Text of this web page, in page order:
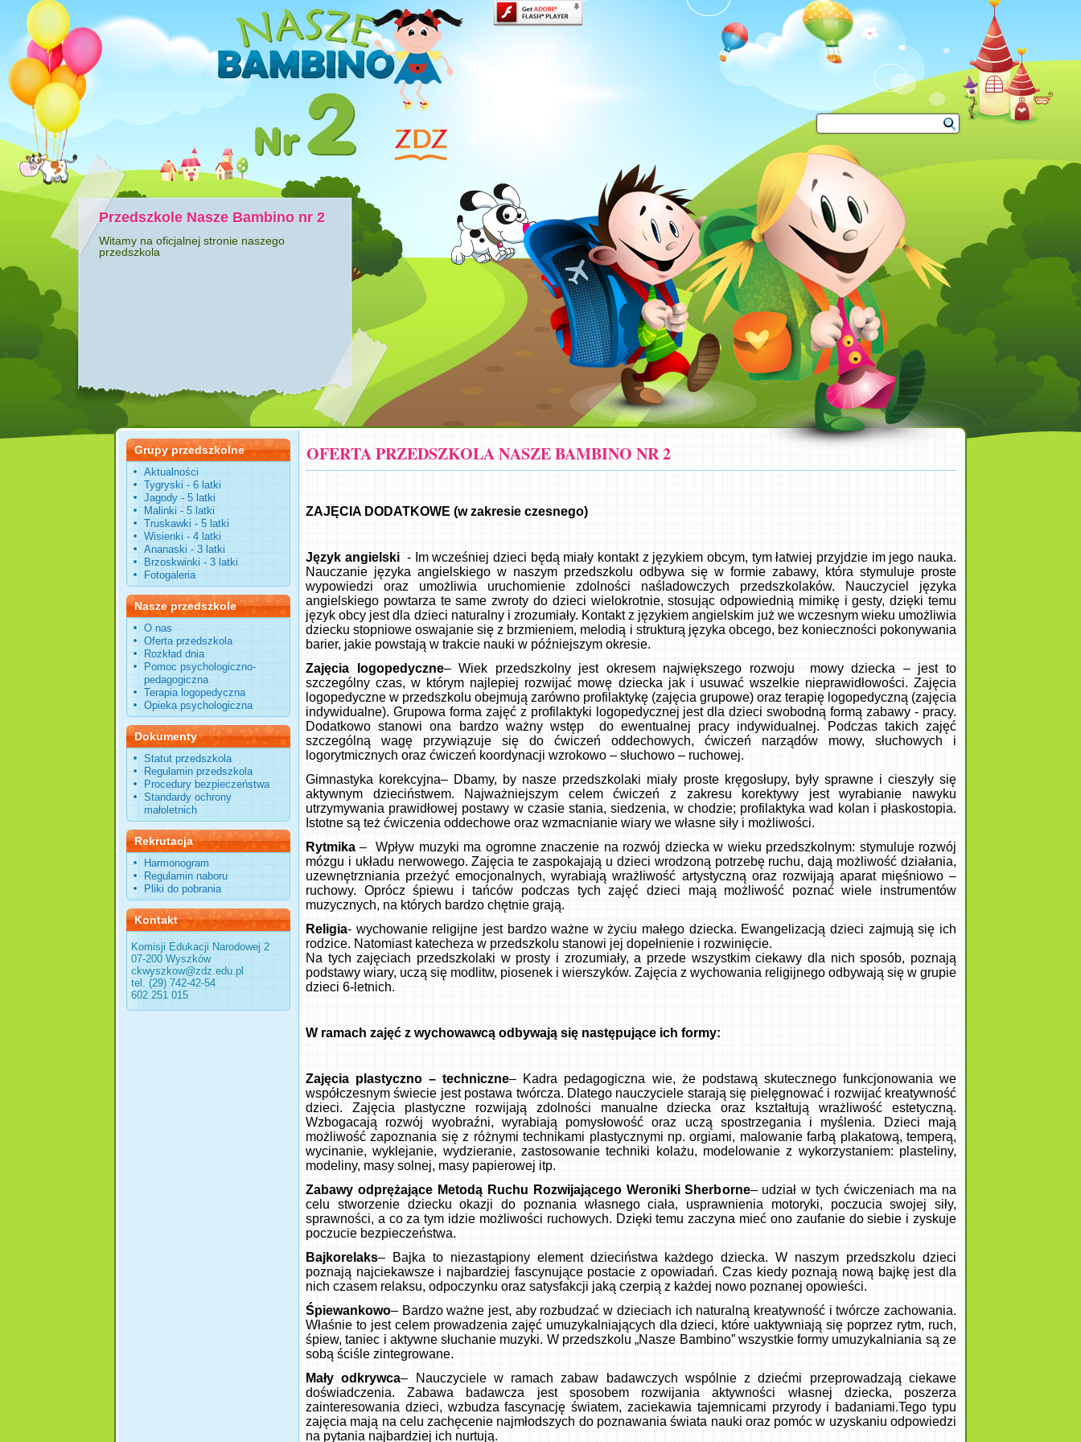
Przedszkole Nasze Bambino nr 2
Witamy na oficjalnej stronie naszego
przedszkola
Grupy przedszkolne
Aktualności
Tygryski - 6 latki
Jagody - 5 latki
Malinki - 5 latki
Truskawki - 5 latki
Wisienki - 4 latki
Ananaski - 3 latki
Brzoskwinki - 3 latki
Fotogaleria
Nasze przedszkole
O nas
Oferta przedszkola
Rozkład dnia
Pomoc psychologiczno-
pedagogiczna
Terapia logopedyczna
Opieka psychologiczna
Dokumenty
Statut przedszkola
Regulamin przedszkola
Procedury bezpieczeństwa
Standardy ochrony
małoletnich
Rekrutacja
Harmonogram
Regulamin naboru
Pliki do pobrania
Kontakt
Komisji Edukacji Narodowej 2
07-200 Wyszków
ckwyszkow@zdz.edu.pl
tel. (29) 742-42-54
602 251 015
OFERTA PRZEDSZKOLA NASZE BAMBINO NR 2
ZAJĘCIA DODATKOWE (w zakresie czesnego)
Język angielski- Im wcześniej dzieci będą miały kontakt z językiem obcym, tym łatwiej przyjdzie im jego nauka.
Nauczanie języka angielskiego w naszym przedszkolu odbywa się w formie zabawy, która stymuluje proste
wypowiedzi oraz umożliwia uruchomienie zdolności naśladowczych przedszkolaków. Nauczyciel języka
angielskiego powtarza te same zwroty do dzieci wielokrotnie, stosując odpowiednią mimikę i gesty, dzięki temu
język obcy jest dla dzieci naturalny i zrozumiały. Kontakt z językiem angielskim już we wczesnym wieku umożliwia
dziecku stopniowe oswajanie się z brzmieniem, melodią i strukturą języka obcego, bez konieczności pokonywania
barier, jakie powstają w trakcie nauki w późniejszym okresie.
Zajęcia logopedyczne– Wiek przedszkolny jest okresem największego rozwoju mowy dziecka – jest to
szczególny czas, w którym najlepiej rozwijać mowę dziecka jak i usuwać wszelkie nieprawidłowości. Zajęcia
logopedyczne w przedszkolu obejmują zarówno profilaktykę (zajęcia grupowe) oraz terapię logopedyczną (zajęcia
indywidualne). Grupowa forma zajęć z profilaktyki logopedycznej jest dla dzieci swobodną formą zabawy - pracy.
Dodatkowo stanowi ona bardzo ważny wstęp do ewentualnej pracy indywidualnej. Podczas takich zajęć
szczególną wagę przywiązuje się do ćwiczeń oddechowych, ćwiczeń narządów mowy, słuchowych i
logorytmicznych oraz ćwiczeń koordynacji wzrokowo – słuchowo – ruchowej.
Gimnastyka korekcyjna– Dbamy, by nasze przedszkolaki miały proste kręgosłupy, były sprawne i cieszyły się
aktywnym dzieciństwem. Najważniejszym celem ćwiczeń z zakresu korektywy jest wyrabianie nawyku
utrzymywania prawidłowej postawy w czasie stania, siedzenia, w chodzie; profilaktyka wad kolan i płaskostopia.
Istotne są też ćwiczenia oddechowe oraz wzmacnianie wiary we własne siły i możliwości.
Rytmika – Wpływ muzyki ma ogromne znaczenie na rozwój dziecka w wieku przedszkolnym: stymuluje rozwój
mózgu i układu nerwowego. Zajęcia te zaspokajają u dzieci wrodzoną potrzebę ruchu, dają możliwość działania,
uzewnętrzniania przeżyć emocjonalnych, wyrabiają wrażliwość artystyczną oraz rozwijają aparat mięśniowo –
ruchowy. Oprócz śpiewu i tańców podczas tych zajęć dzieci mają możliwość poznać wiele instrumentów
muzycznych, na których bardzo chętnie grają.
Religia- wychowanie religijne jest bardzo ważne w życiu małego dziecka. Ewangelizacją dzieci zajmują się ich
rodzice. Natomiast katecheza w przedszkolu stanowi jej dopełnienie i rozwinięcie.
Na tych zajęciach przedszkolaki w prosty i zrozumiały, a przede wszystkim ciekawy dla nich sposób, poznają
podstawy wiary, uczą się modlitw, piosenek i wierszyków. Zajęcia z wychowania religijnego odbywają się w grupie
dzieci 6-letnich.
W ramach zajęć z wychowawcą odbywają się następujące ich formy:
Zajęcia plastyczno – techniczne– Kadra pedagogiczna wie, że podstawą skutecznego funkcjonowania we
współczesnym świecie jest postawa twórcza. Dlatego nauczyciele starają się pielęgnować i rozwijać kreatywność
dzieci. Zajęcia plastyczne rozwijają zdolności manualne dziecka oraz kształtują wrażliwość estetyczną.
Wzbogacają rozwój wyobraźni, wyrabiają pomysłowość oraz uczą spostrzegania i myślenia. Dzieci mają
możliwość zapoznania się z różnymi technikami plastycznymi np. orgiami, malowanie farbą plakatową, temperą,
wycinanie, wyklejanie, wydzieranie, zastosowanie techniki kolażu, modelowanie z wykorzystaniem: plasteliny,
modeliny, masy solnej, masy papierowej itp.
Zabawy odprężające Metodą Ruchu Rozwijającego Weroniki Sherborne– udział w tych ćwiczeniach ma na
celu stworzenie dziecku okazji do poznania własnego ciała, usprawnienia motoryki, poczucia swojej siły,
sprawności, a co za tym idzie możliwości ruchowych. Dzięki temu zaczyna mieć ono zaufanie do siebie i zyskuje
poczucie bezpieczeństwa.
Bajkorelaks– Bajka to niezastąpiony element dzieciństwa każdego dziecka. W naszym przedszkolu dzieci
poznają najciekawsze i najbardziej fascynujące postacie z opowiadań. Czas kiedy poznają nową bajkę jest dla
nich czasem relaksu, odpoczynku oraz satysfakcji jaką czerpią z każdej nowo poznanej opowieści.
Śpiewankowo– Bardzo ważne jest, aby rozbudzać w dzieciach ich naturalną kreatywność i twórcze zachowania.
Właśnie to jest celem prowadzenia zajęć umuzykalniających dla dzieci, które uaktywniają się poprzez rytm, ruch,
śpiew, taniec i aktywne słuchanie muzyki. W przedszkolu „Nasze Bambino” wszystkie formy umuzykalniania są ze
sobą ściśle zintegrowane.
Mały odkrywca– Nauczyciele w ramach zabaw badawczych wspólnie z dziećmi przeprowadzają ciekawe
doświadczenia. Zabawa badawcza jest sposobem rozwijania aktywności własnej dziecka, poszerza
zainteresowania dzieci, wzbudza fascynację światem, zaciekawia tajemnicami przyrody i badaniami.Tego typu
zajęcia mają na celu zachęcenie najmłodszych do poznawania świata nauki oraz pomóc w uzyskaniu odpowiedzi
na pytania najbardziej ich nurtują.